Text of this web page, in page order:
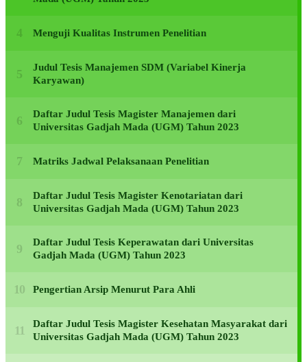
Menguji Kualitas Instrumen Penelitian
Judul Tesis Manajemen SDM (Variabel Kinerja
Karyawan)
Daftar Judul Tesis Magister Manajemen dari
Universitas Gadjah Mada (UGM) Tahun 2023
Matriks Jadwal Pelaksanaan Penelitian
Daftar Judul Tesis Magister Kenotariatan dari
Universitas Gadjah Mada (UGM) Tahun 2023
Daftar Judul Tesis Keperawatan dari Universitas
Gadjah Mada (UGM) Tahun 2023
Pengertian Arsip Menurut Para Ahli
Daftar Judul Tesis Magister Kesehatan Masyarakat dari
Universitas Gadjah Mada (UGM) Tahun 2023